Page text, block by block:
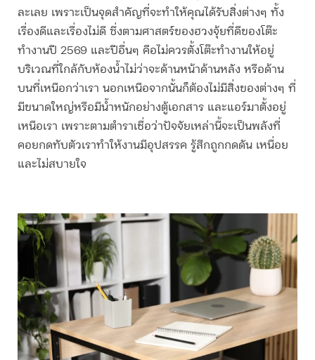
ละเลย เพราะเป็นจุดสำคัญที่จะทำให้คุณได้รับสิ่งต่างๆ ทั้ง
เรื่องดีและเรื่องไม่ดี ซึ่งตามศาสตร์ของฮวงจุ้ยที่ดีของโต๊ะ
ทำงานปี 2569 และปีอื่นๆ คือไม่ควรตั้งโต๊ะทำงานให้อยู่
บริเวณที่ใกล้กับห้องน้ำไม่ว่าจะด้านหน้าด้านหลัง หรือด้าน
บนที่เหนือกว่าเรา นอกเหนือจากนั้นก็ต้องไม่มีสิ่งของต่างๆ ที่
มีขนาดใหญ่หรือมีน้ำหนักอย่างตู้เอกสาร และแอร์มาตั้งอยู่
เหนือเรา เพราะตามตำราเชื่อว่าปัจจัยเหล่านี้จะเป็นพลังที่
คอยกดทับตัวเราทำให้งานมีอุปสรรค รู้สึกถูกกดดัน เหนื่อย
และไม่สบายใจ